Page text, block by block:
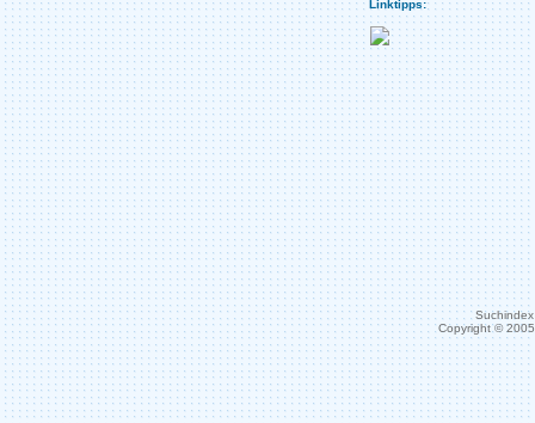
Linktipps:
Copyright ©